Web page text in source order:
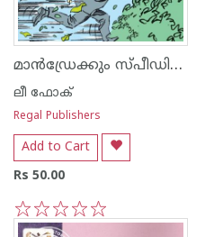
മാന്‍ഡ്രേക്കും സ്പീഡിയും - 5
ലീ ഫോക്
Regal Publishers
Add to Cart
Rs 50.00
5
4
3
2
1